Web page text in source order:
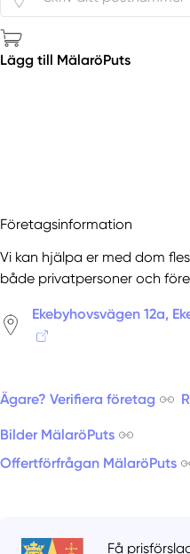
Lägg till MälaröPuts
Företagsinformation
Vi kan hjälpa er med dom
både privatpersoner och
Ekebyhovsvägen 12a,
Ägare? Verifiera företag
Bilder MälaröPuts
Offertförfrågan MälaröPuts
Få